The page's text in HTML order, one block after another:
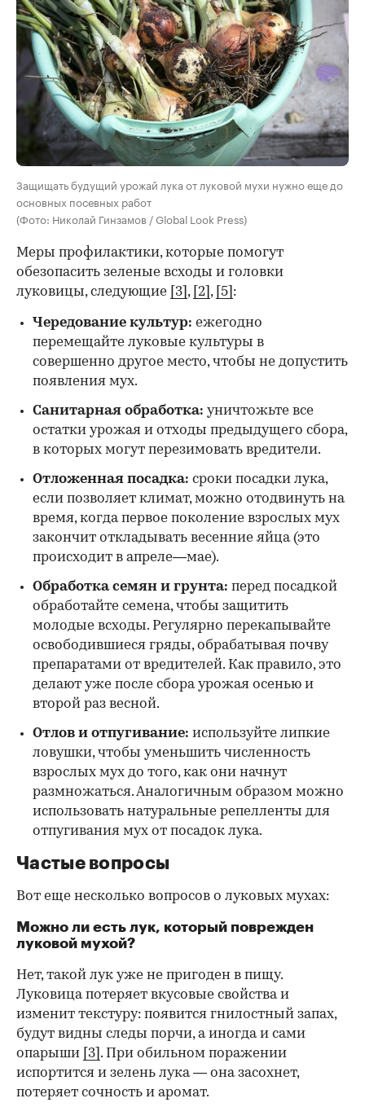
Защищать будущий урожай лука от луковой мухи нужно еще до
основных посевных работ
(Фото: Николай Гинзамов / Global Look Press)
Меры профилактики, которые помогут
обезопасить зеленые всходы и головки
луковицы, следующие
[3] , [2] , [5] :
Чередование культур: ежегодно
перемещайте луковые культуры в
совершенно другое место, чтобы не допустить
появления мух.
Санитарная обработка: уничтожьте все
остатки урожая и отходы предыдущего сбора,
в которых могут перезимовать вредители.
Отложенная посадка: сроки посадки лука,
если позволяет климат, можно отодвинуть на
время, когда первое поколение взрослых мух
закончит откладывать весенние яйца (это
происходит в апреле—мае).
Обработка семян и грунта: перед посадкой
обработайте семена, чтобы защитить
молодые всходы. Регулярно перекапывайте
освободившиеся гряды, обрабатывая почву
препаратами от вредителей. Как правило, это
делают уже после сбора урожая осенью и
второй раз весной.
Отлов и отпугивание: используйте липкие
ловушки, чтобы уменьшить численность
взрослых мух до того, как они начнут
размножаться. Аналогичным образом можно
использовать натуральные репелленты для
отпугивания мух от посадок лука.
Частые вопросы
Вот еще несколько вопросов о луковых мухах:
Можно ли есть лук, который поврежден
луковой мухой?
Нет, такой лук уже не пригоден в пищу.
Луковица потеряет вкусовые свойства и
изменит текстуру: появится гнилостный запах,
будут видны следы порчи, а иногда и сами
опарыши
[3] . При обильном поражении
испортится и зелень лука — она засохнет,
потеряет сочность и аромат.